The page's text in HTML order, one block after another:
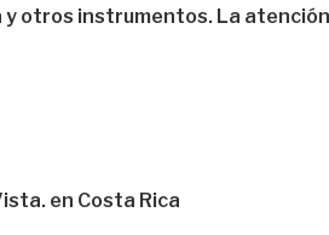
otros instrumentos. La
en Costa Rica